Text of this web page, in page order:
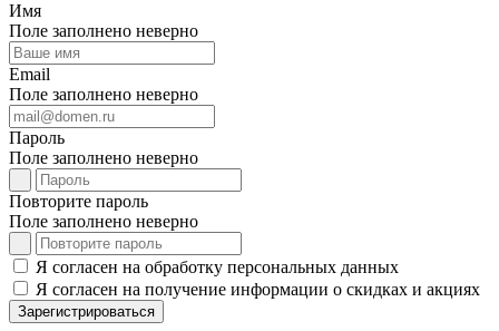
Имя
Поле заполнено неверно
Email
Поле заполнено неверно
Пароль
Поле заполнено неверно
Повторите пароль
Поле заполнено неверно
Я согласен на обработку персональных данных
Я согласен на получение информации о скидках и акциях
Зарегистрироваться